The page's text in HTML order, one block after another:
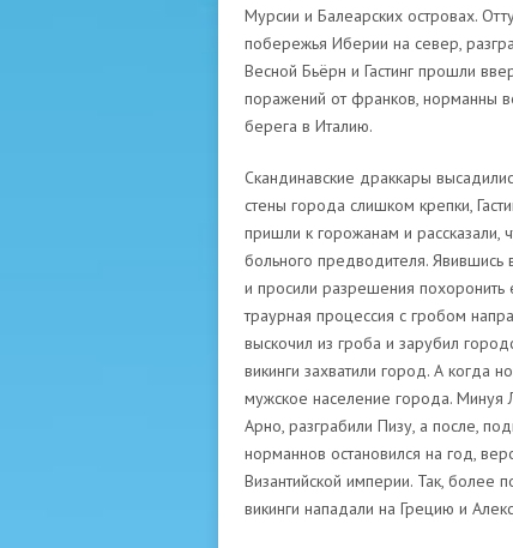
Мурсии и Балеарских островах.
побережья Иберии на север,
Весной Бьёрн и Гастинг прошли
поражений от франков, норманны
берега в Италию.
Скандинавские драккары
стены города слишком крепки,
пришли к горожанам и рассказали,
больного предводителя.
и просили разрешения похоронить
траурная процессия с гробом
выскочил из гроба и зарубил
викинги захватили город. А когда
мужское население города. Минуя
Арно, разграбили Пизу, а после,
норманнов остановился на год,
Византийской империи. Так, более
викинги нападали на Грецию и